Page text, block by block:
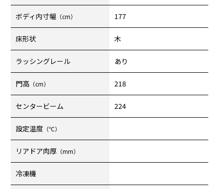
ボディ内寸幅 （cm） 177
床形状 木
ラッシングレール あり
門高 （cm） 218
センタービーム 224
設定温度 （℃）
リアドア肉厚 （mm）
冷凍機